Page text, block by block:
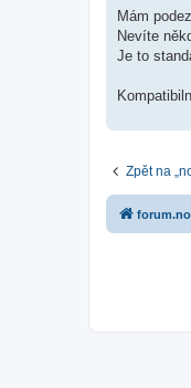
k
Mám
Nevíte
Je to
Zpět na